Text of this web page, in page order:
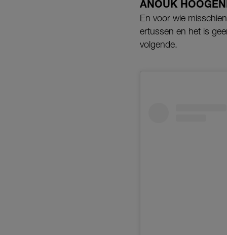
ANOUK
En voor wie
ertussen en het is
volgende.